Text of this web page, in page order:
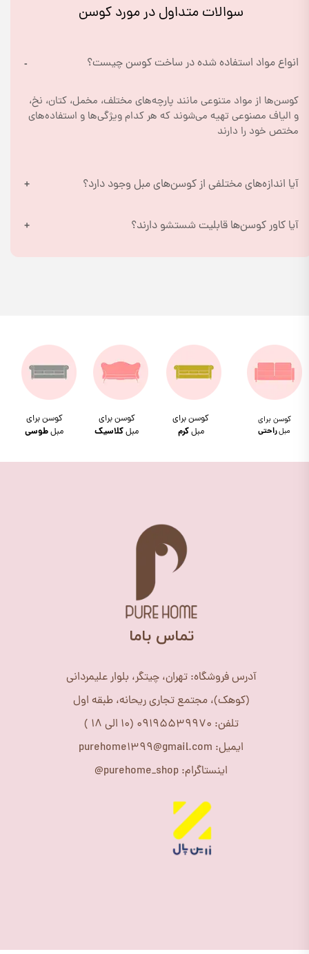
سوالات متداول در مورد کوسن
انواع مواد استفاده شده در ساخت کوسن چیست؟
مختص خود را دارند
آیا اندازه‌های مختلفی از کوسن‌های مبل وجود دارد؟
آیا کاور کوسن‌ها قابلیت شستشو دارند؟
کوسن برای
مبلطوسی
کوسن برای
مبلکرم
کوسن برای
مبلکلاسیک
کوسن برای
مبلراحتی
​تماس باما
آدرس فروشگاه: تهران، چیتگر، بلوار علیمردانی
(کوهک)، مجتمع تجاری ریحانه، طبقه اول
تلفن: 09195539970 (10 الی 18 )
ایمیل: purehome1399@gmail.com
اینستاگرام: purehome_shop@